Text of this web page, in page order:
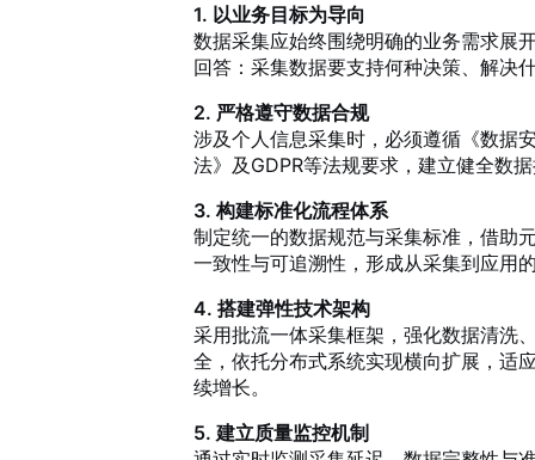
1. 以业务目标为导向
数据采集应始终围绕明确的业务需求展
回答：采集数据要支持何种决策、解决
2. 严格遵守数据合规
涉及个人信息采集时，必须遵循《数据
法》及GDPR等法规要求，建立健全数
3. 构建标准化流程体系
制定统一的数据规范与采集标准，借助
一致性与可追溯性，形成从采集到应用
4. 搭建弹性技术架构
采用批流一体采集框架，强化数据清洗
全，依托分布式系统实现横向扩展，适
续增长。
5. 建立质量监控机制